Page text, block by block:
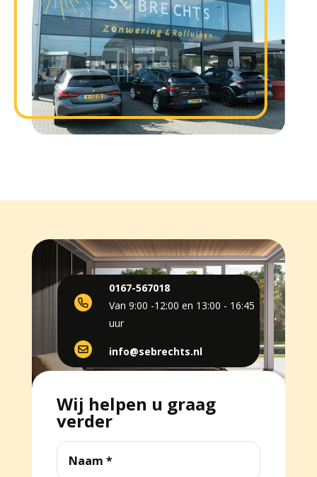
0167-567018
Van 9:00 -12:00 en 13:00 - 16:45
uur
info@sebrechts.nl
Wij helpen u graag
verder